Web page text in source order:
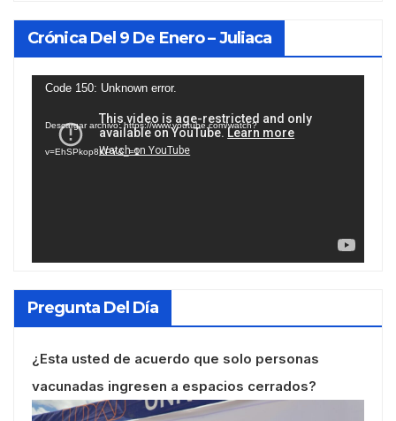
Crónica Del 9 De Enero – Juliaca
Reproductor
vídeo
Code 150: Unknown error.
Descargar archivo: https://www.youtube.com/watch?
v=EhSPkop8KPY&_=1
Pregunta Del Día
¿Esta usted de acuerdo que solo personas
vacunadas ingresen a espacios cerrados?